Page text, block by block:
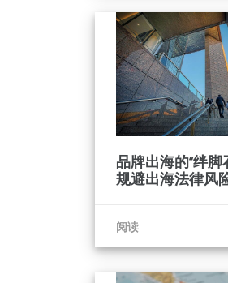
品牌出海的“绊脚
规避出海法律风
阅读